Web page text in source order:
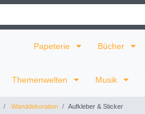
Papeterie Bücher
Themenwelten Musik
Wanddekoration Aufkleber & Sticker